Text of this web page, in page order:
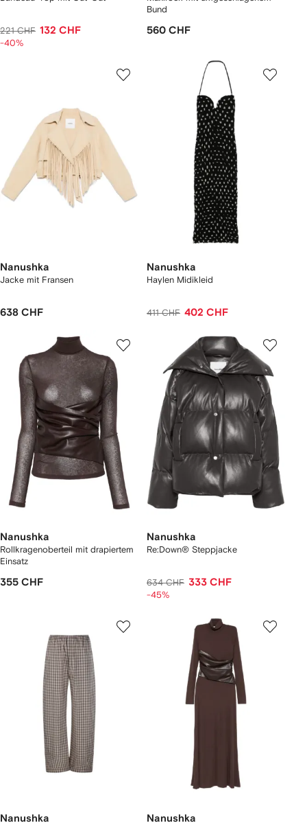
221 CHF 132 CHF
-40%
Bund
560 CHF
Nanushka
Jacke mit Fransen
638 CHF
Nanushka
Haylen Midikleid
411 CHF 402 CHF
Nanushka
Rollkragenoberteil mit drapiertem
Einsatz
355 CHF
Nanushka
Re:Down® Steppjacke
634 CHF 333 CHF
-45%
Nanushka Nanushka